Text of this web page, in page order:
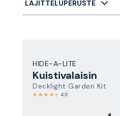
LAJITTELUPERUSTE
HIDE-A-LITE
Kuistivalaisin
Decklight Garden Kit
4,6